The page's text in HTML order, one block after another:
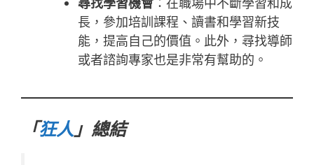
長，參加培訓課程、讀書和學習新技
能，提高自己的價值。此外，尋找導師
或者諮詢專家也是非常有幫助的。
「狂人」總結